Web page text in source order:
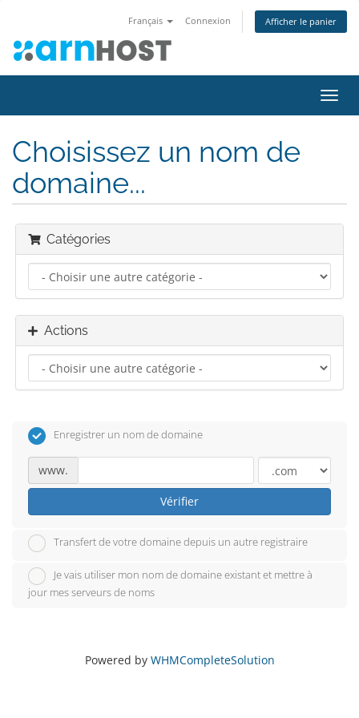
Français Connexion Afficher le panier
la
Choisissez un nom de
domaine...
Catégories
Actions
Enregistrer un nom de domaine
www.
Vérifier
Transfert de votre domaine depuis un autre registraire
Je vais utiliser mon nom de domaine existant et mettre à
jour mes serveurs de noms
Powered by WHMCompleteSolution